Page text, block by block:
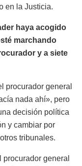
en la Justicia.
haya acogido
marchando
y a siete
procurador general
nada ahí», pero
decisión política
y cambiar por
tribunales.
general